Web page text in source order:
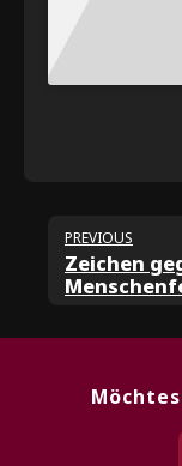
PREVIOUS
Zeichen